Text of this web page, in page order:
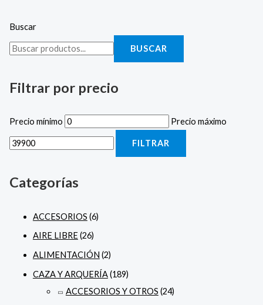
Buscar
BUSCAR
Filtrar por precio
Precio mínimo Precio máximo
FILTRAR
Categorías
ACCESORIOS (6)
AIRE LIBRE(26)
ALIMENTACIÓN (2)
CAZA Y ARQUERÍA(189)
ACCESORIOS Y OTROS (24)